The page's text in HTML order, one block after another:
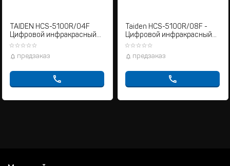
TAIDEN HCS-5100R/04F
Цифровой инфракрасный
приемник
предзаказ
Taiden HCS-5100R/08F -
Цифровой инфракрасный
приемник для синхронного
предзаказ